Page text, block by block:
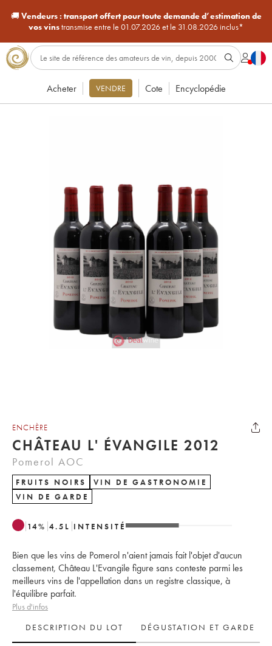
🚚Vendeurs : transport offert pour toute demande d’estimation de
vos vinstransmise entre le 01.07.2026 et le 31.08.2026 inclus*
Acheter VENDRE Cote Encyclopédie
ENCHÈRE
CHÂTEAU L' ÉVANGILE 2012
Pomerol AOC
FRUITS NOIRS
VIN DE GASTRONOMIE
VIN DE GARDE
14% 4.5 L INTENSITÉ
Bien que les vins de Pomerol n'aient jamais fait l'objet d'aucun
classement, Château L'Evangile figure sans conteste parmi les
meilleurs vins de l'appellation dans un registre classique, à
l'équilibre parfait.
Plus d'infos
DESCRIPTION DU LOT
DÉGUSTATION ET GARDE